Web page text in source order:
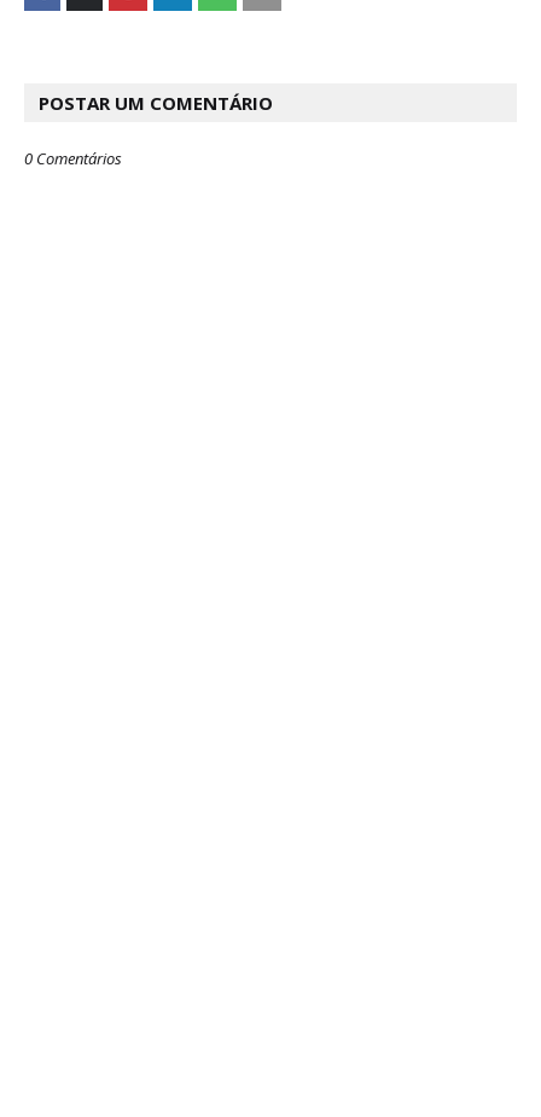
POSTAR UM COMENTÁRIO
0 Comentários